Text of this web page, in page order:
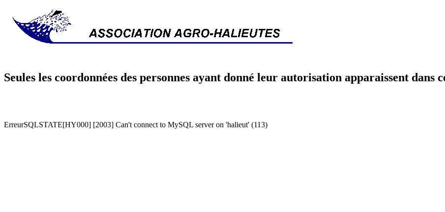
Seules les coordonnées des personnes ayant donné leur autorisation apparaissent dans
ErreurSQLSTATE[HY000] [2003] Can't connect to MySQL server on 'halieut' (113)